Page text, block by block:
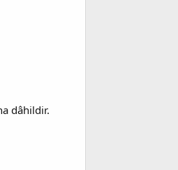
dâhildir.